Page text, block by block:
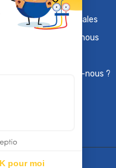
Mentions légales
Contactez-nous
Qui sommes-nous ?